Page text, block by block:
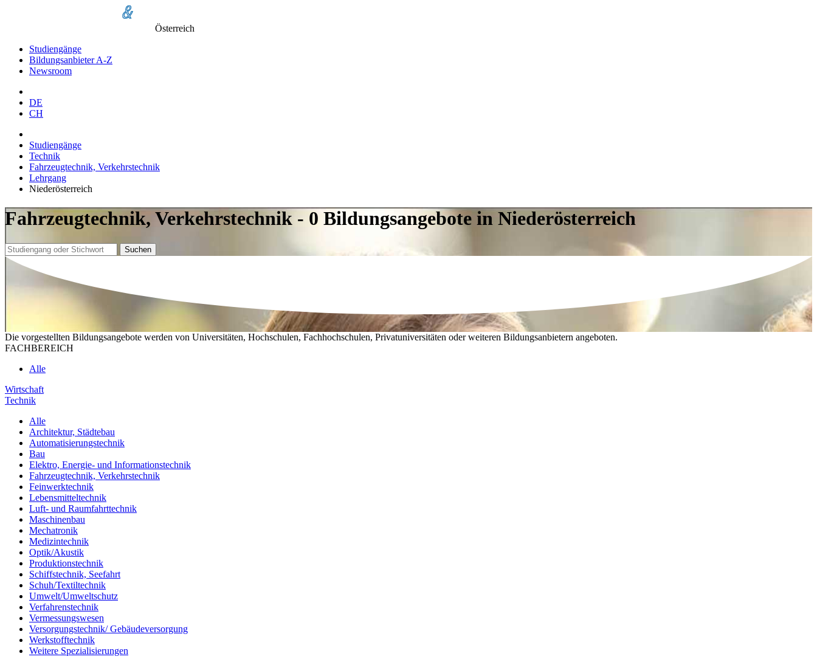
Österreich
Studiengänge
Bildungsanbieter A-Z
Newsroom
DE
CH
Studiengänge
Technik
Fahrzeugtechnik, Verkehrstechnik
Lehrgang
Niederösterreich
Fahrzeugtechnik, Verkehrstechnik - 0 Bildungsangebote in Niederösterreich
Suchen
Die vorgestellten Bildungsangebote werden von Universitäten, Hochschulen, Fachhochschulen, Privatuniversitäten oder weiteren Bildungsanbietern angeboten.
FACHBEREICH
Alle
Wirtschaft
Technik
Alle
Architektur, Städtebau
Automatisierungstechnik
Bau
Elektro, Energie- und Informationstechnik
Fahrzeugtechnik, Verkehrstechnik
Feinwerktechnik
Lebensmitteltechnik
Luft- und Raumfahrttechnik
Maschinenbau
Mechatronik
Medizintechnik
Optik/Akustik
Produktionstechnik
Schiffstechnik, Seefahrt
Schuh/Textiltechnik
Umwelt/Umweltschutz
Verfahrenstechnik
Vermessungswesen
Versorgungstechnik/ Gebäudeversorgung
Werkstofftechnik
Weitere Spezialisierungen